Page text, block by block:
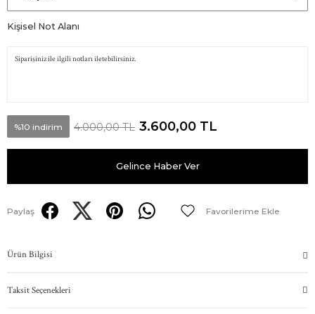
Kişisel Not Alanı
%10 indirim 4.000,00 TL 3.600,00 TL
Gelince Haber Ver
Paylaş
Ürün Bilgisi
Taksit Seçenekleri